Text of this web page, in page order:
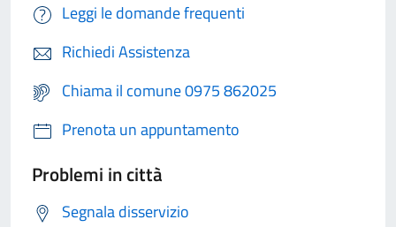
Leggi le domande frequenti
Richiedi Assistenza
Chiama il comune 0975 862025
Prenota un appuntamento
Problemi in città
Segnala disservizio